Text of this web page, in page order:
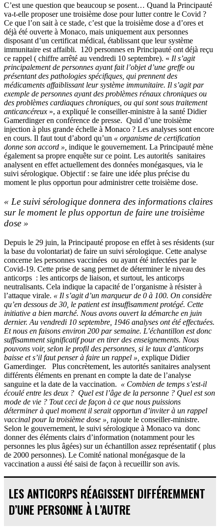
C’est une question que beaucoup se posent… Quand la Principauté
va-t-elle proposer une troisième dose pour lutter contre le Covid ?
Ce que l’on sait à ce stade, c’est que la troisième dose a d’ores et
déjà été ouverte à Monaco, mais uniquement aux personnes
disposant d’un certificat médical, établissant que leur système
immunitaire est affaibli. 120 personnes en Principauté ont déjà reçu
ce rappel ( chiffre arrêté au vendredi 10 septembre). « Il s’agit
principalement de personnes ayant fait l’objet d’une greffe ou
présentant des pathologies spécifiques, qui prennent des
médicaments affaiblissant leur système immunitaire. Il s’agit par
exemple de personnes ayant des problèmes rénaux chroniques ou
des problèmes cardiaques chroniques, ou qui sont sous traitement
anticancéreux », a expliqué le conseiller-ministre à la santé Didier
Gamerdinger en conférence de presse. Quid d’une troisième
injection à plus grande échelle à Monaco ? Les analyses sont encore
en cours. Il faut tout d’abord qu’un « organisme de certification
donne son accord », indique le gouvernement. La Principauté mène
également sa propre enquête sur ce point. Les autorités sanitaires
analysent en effet actuellement des données monégasques, via le
suivi sérologique. Objectif : se faire une idée plus précise du
moment le plus opportun pour administrer cette troisième dose.
« Le suivi sérologique donnera des informations claires
sur le moment le plus opportun de faire une troisième
dose »
Depuis le 29 juin, la Principauté propose en effet à ses résidents (sur
la base du volontariat) de faire un suivi sérologique. Cette analyse
concerne les personnes vaccinées ou ayant été infectées par le
Covid-19. Cette prise de sang permet de déterminer le niveau des
anticorps : les anticorps de liaison, et surtout, les anticorps
neutralisants. Cela indique la capacité de l’organisme à résister à
l’attaque virale. « Il s’agit d’un marqueur de 0 à 100. On considère
qu’en dessous de 30, le patient est insuffisamment protégé. Cette
initiative a bien marché. Nous avons ouvert la démarche en juin
dernier. Au vendredi 10 septembre, 1946 analyses ont été effectuées.
Et nous en faisons environ 200 par semaine. L’échantillon est donc
suffisamment significatif pour en tirer des enseignements. Nous
pouvons voir, selon le profil des personnes, si le taux d’anticorps
baisse et s’il faut penser à faire un rappel », explique Didier
Gamerdinger. Plus concrètement, les autorités sanitaires analysent
différents éléments en prenant en compte la date de l’analyse
sanguine et la date de la vaccination. « Combien de temps s’est-il
écoulé entre les deux ? Quel est l’âge de la personne ? Quel est son
mode de vie ? Tout ceci de façon à ce que nous puissions
déterminer à quel moment il serait opportun d’inviter à un rappel
vaccinal pour la troisième dose », rajoute le conseiller-ministre.
Selon le gouvernement, le suivi sérologique à Monaco va donc
donner des éléments clairs d’information (notamment pour les
personnes les plus âgées) sur un échantillon assez représentatif ( plus
de 2000 personnes). Le Comité national monégasque de la
vaccination a aussi été saisi de façon à recueillir son avis.
LES ANTICORPS RÉAGISSENT DIFFÉREMMENT
D’UNE PERSONNE À L’AUTRE